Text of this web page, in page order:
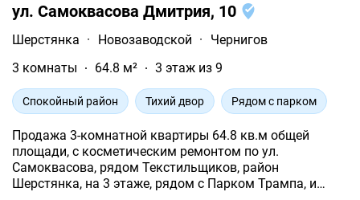
ул. Самоквасова Дмитрия, 10
Шерстянка · Новозаводской ·
Чернигов
3 комнаты
64.8 м² 3 этаж из 9
Спокойный район Тихий двор Рядом с парком
Продажа 3-комнатной квартиры 64.8 кв.м общей
площади, с косметическим ремонтом по ул.
Самоквасова, рядом Текстильщиков, район
Шерстянка, на 3 этаже, рядом с Парком Трампа, и